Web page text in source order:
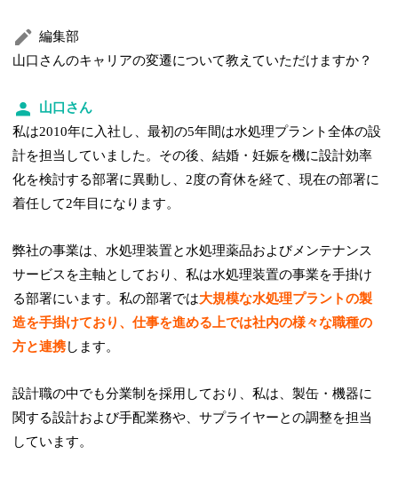
編集部
山口さんのキャリアの変遷について教えていただけますか？
山口さん
私は2010年に入社し、最初の5年間は水処理プラント全体の設
計を担当していました。その後、結婚・妊娠を機に設計効率
化を検討する部署に異動し、2度の育休を経て、現在の部署に
着任して2年目になります。
弊社の事業は、水処理装置と水処理薬品およびメンテナンス
サービスを主軸としており、私は水処理装置の事業を手掛け
る部署にいます。私の部署では大規模な水処理プラントの製
造を手掛けており、仕事を進める上では社内の様々な職種の
方と連携します。
設計職の中でも分業制を採用しており、私は、製缶・機器に
関する設計および手配業務や、サプライヤーとの調整を担当
しています。